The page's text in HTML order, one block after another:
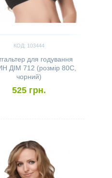
КОД: 103444
для годування
ДІМ 712 (розмір 80C,
чорний)
525 грн.